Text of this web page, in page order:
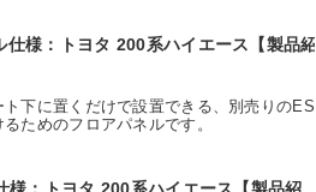
様：トヨタ 200系ハイエース【製品紹
下に置くだけで設置できる、別売りのES
ためのフロアパネルです。